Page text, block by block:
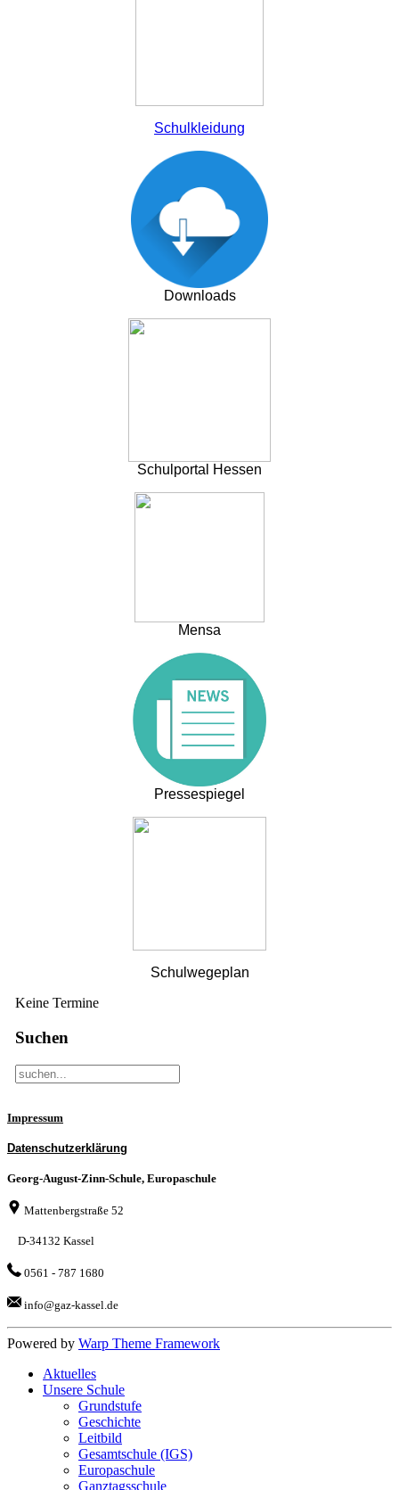
Schulkleidung
Downloads
Schulportal Hessen
Mensa
Pressespiegel
Schulwegeplan
Keine Termine
Suchen
Impressum
Datenschutzerklärung
Georg-August-Zinn-Schule, Europaschule
Mattenbergstraße 52
D-34132 Kassel
0561 - 787 1680
info@gaz-kassel.de
Powered by Warp Theme Framework
Aktuelles
Unsere Schule
Grundstufe
Geschichte
Leitbild
Gesamtschule (IGS)
Europaschule
Ganztagsschule